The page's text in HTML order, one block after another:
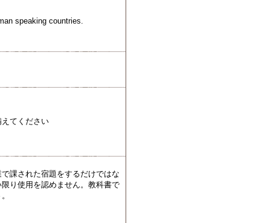
speaking countries.
てください
課された宿題をするだけではな
り使用を認めません。教科書で